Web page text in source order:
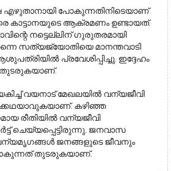
എഴുതാനായി പോകുന്നതിനിടെയാണ്
കാട്ടാനയുടെ ആക്രമണം ഉണ്ടായത്.
നട്ടെല്ലിന് ഗുരുതരമായി
തന്നെ സത്യജ്യോതിയെ മാനന്തവാടി
പ്രവേശിപ്പിച്ചു. ഇദ്ദേഹം
തുടരുകയാണ്.
വയനാട് മേഖലയിൽ വന്യജീവി
കഴിഞ്ഞ
രീതിയിൽ വന്യജീവി
ചെയ്യപ്പെട്ടിരുന്നു. ജനവാസ
ജനങ്ങളുടെ ജീവനും
തുടരുകയാണ്.